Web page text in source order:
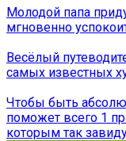
Молодой папа
мгновенно
Весёлый
самых известных
Чтобы быть
поможет всего 1
которым так